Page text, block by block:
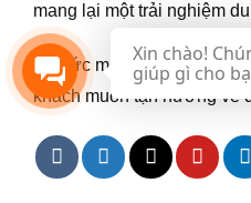
mang lại một trải nghiệm
Từ sức mạnh tự nhiên của
khách muốn tận hưởng vẻ
Xin chào!
giúp gì cho